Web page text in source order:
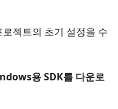
젝트의 초기 설정을 수
용 SDK를 다운로